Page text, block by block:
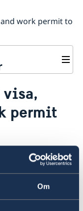
Om
work permit to
permit
visas for short
than 90